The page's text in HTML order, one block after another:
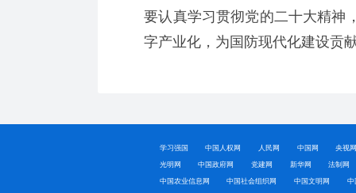
要认真学习贯彻党的二十大精神
字产业化，为国防现代化建设贡
学习强国 中国人权网 人民网 中国网 央视
光明网 中国政府网 党建网 新华网 法制网
中国农业信息网 中国社会组织网 中国文明网 中